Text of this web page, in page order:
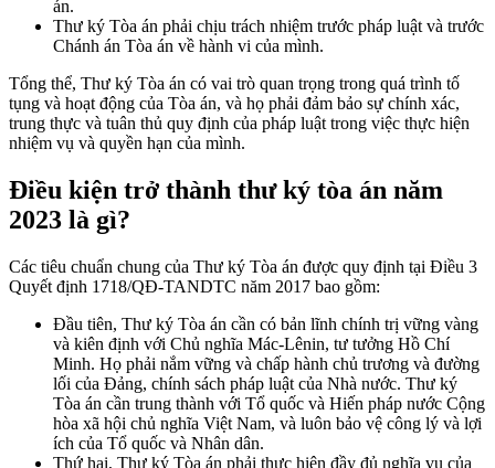
án.
Thư ký Tòa án phải chịu trách nhiệm trước pháp luật và trước
Chánh án Tòa án về hành vi của mình.
Tổng thể, Thư ký Tòa án có vai trò quan trọng trong quá trình tố
tụng và hoạt động của Tòa án, và họ phải đảm bảo sự chính xác,
trung thực và tuân thủ quy định của pháp luật trong việc thực hiện
nhiệm vụ và quyền hạn của mình.
Điều kiện trở thành thư ký tòa án năm
2023 là gì?
Các tiêu chuẩn chung của Thư ký Tòa án được quy định tại Điều 3
Quyết định 1718/QĐ-TANDTC năm 2017 bao gồm:
Đầu tiên, Thư ký Tòa án cần có bản lĩnh chính trị vững vàng
và kiên định với Chủ nghĩa Mác-Lênin, tư tưởng Hồ Chí
Minh. Họ phải nắm vững và chấp hành chủ trương và đường
lối của Đảng, chính sách pháp luật của Nhà nước. Thư ký
Tòa án cần trung thành với Tổ quốc và Hiến pháp nước Cộng
hòa xã hội chủ nghĩa Việt Nam, và luôn bảo vệ công lý và lợi
ích của Tổ quốc và Nhân dân.
Thứ hai, Thư ký Tòa án phải thực hiện đầy đủ nghĩa vụ của